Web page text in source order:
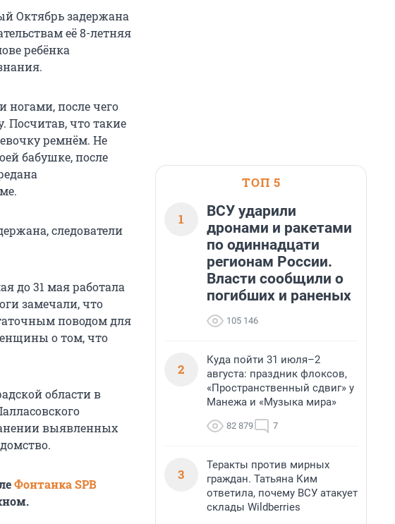
Октябрь задержана
её 8-летняя
ребёнка
ногами, после чего
Посчитав, что такие
ремнём. Не
бабушке, после
следователи
до 31 мая работала
замечали, что
поводом для
о том, что
области в
выявленных
Фонтанка SPB
ТОП 5
1
ВСУ ударили
дронами и ракетами
по одиннадцати
регионам России.
Власти сообщили о
погибших и раненых
105 146
2
Куда пойти 31 июля–2
августа: праздник флоксов,
«Пространственный сдвиг» у
Манежа и «Музыка мира»
82 879 7
3
Теракты против мирных
граждан. Татьяна Ким
ответила, почему ВСУ атакует
склады Wildberries